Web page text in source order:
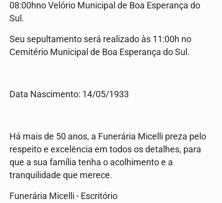
08:00hno Velório Municipal de Boa Esperança do
Sul.
Seu sepultamento será realizado às 11:00h no
Cemitério Municipal de Boa Esperança do Sul.
Data Nascimento: 14/05/1933
Há mais de 50 anos, a Funerária Micelli preza pelo
respeito e excelência em todos os detalhes, para
que a sua família tenha o acolhimento e a
tranquilidade que merece.
Funerária Micelli - Escritório